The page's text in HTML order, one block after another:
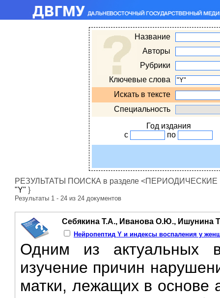
Название
Авторы
Рубрики
Ключевые слова
Искать в тексте
Специальность
Год издания
с
по
РЕЗУЛЬТАТЫ ПОИСКА в разделе <ПЕРИОДИЧЕСКИЕ
"Y" }
Результаты 1 - 24 из 24 документов
Себякина Т.А., Иванова О.Ю., Ишунина
Нейропептид Y и индексы воспаления у
Одним из актуальных
изучение причин
матки, лежащих в основе